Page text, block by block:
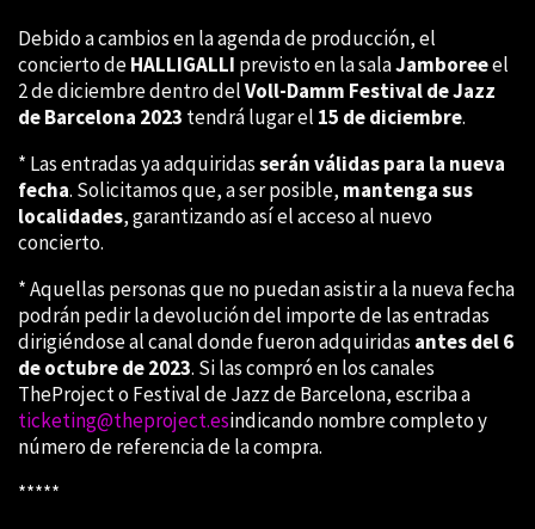
Debido a cambios en la agenda de producción, el
concierto deHALLIGALLI previsto en la salaJamboreeel
2 de diciembre dentro delVoll-Damm Festival de Jazz
de Barcelona 2023 tendrá lugar el 15 de diciembre.
* Las entradas ya adquiridasserán válidas para la nueva
fecha. Solicitamos que, a ser posible, mantenga sus
localidades, garantizando así el acceso al nuevo
concierto.
* Aquellas personas que no puedan asistir a la nueva fecha
podrán pedir la devolución del importe de las entradas
dirigiéndose al canal donde fueron adquiridas antes del 6
de octubre de 2023. Si las compró en los canales
TheProject o Festival de Jazz de Barcelona, escriba a
ticketing@theproject.esindicando nombre completo y
número de referencia de la compra.
*****